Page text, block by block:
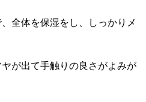
全体を保湿をし、しっかりメ
が出て手触りの良さがよみが